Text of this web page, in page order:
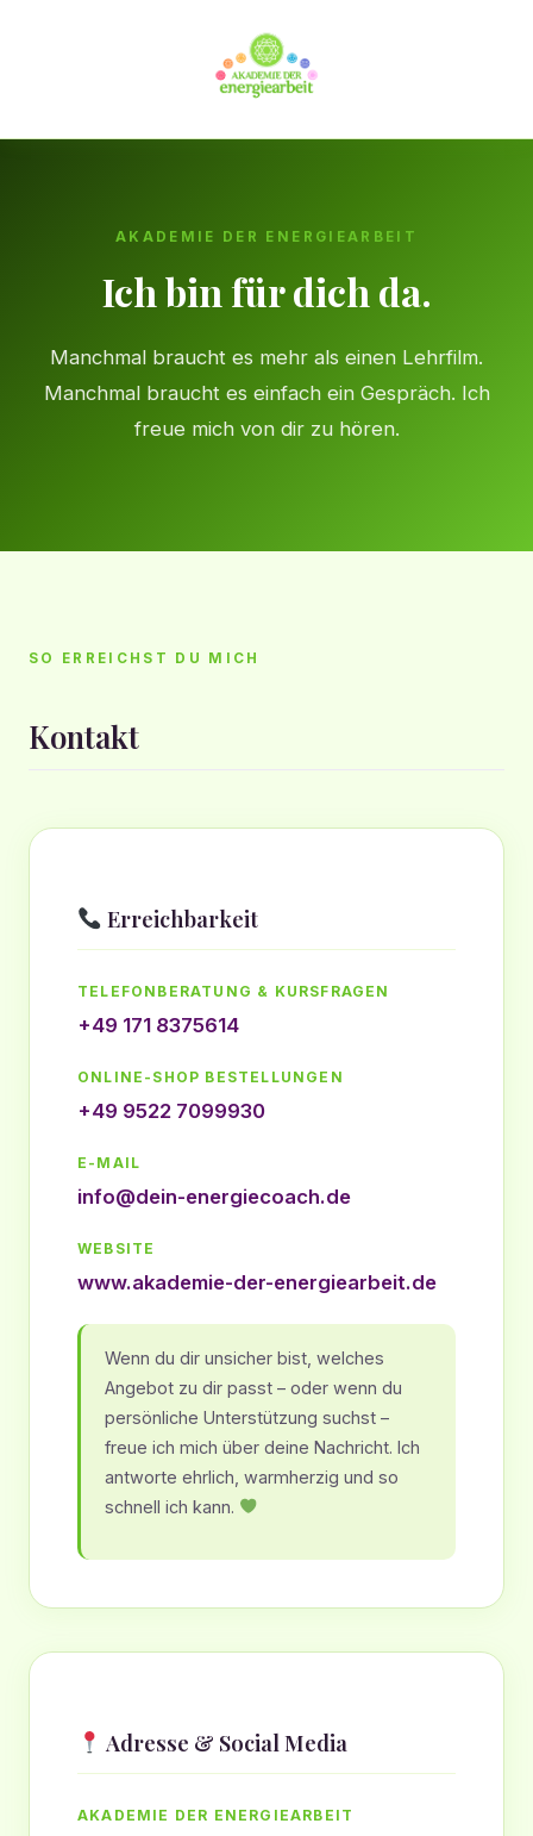
AKADEMIE DER ENERGIEARBEIT
Ich bin für dich da.
Manchmal braucht es mehr als einen Lehrfilm.
Manchmal braucht es einfach ein Gespräch. Ich
freue mich von dir zu hören.
SO ERREICHST DU MICH
Kontakt
Erreichbarkeit
TELEFONBERATUNG & KURSFRAGEN
+49 171 8375614
ONLINE-SHOP BESTELLUNGEN
+49 9522 7099930
E-MAIL
info@dein-energiecoach.de
WEBSITE
www.akademie-der-energiearbeit.de
Wenn du dir unsicher bist, welches
Angebot zu dir passt – oder wenn du
persönliche Unterstützung suchst –
freue ich mich über deine Nachricht. Ich
antworte ehrlich, warmherzig und so
schnell ich kann.
Adresse & Social Media
AKADEMIE DER ENERGIEARBEIT